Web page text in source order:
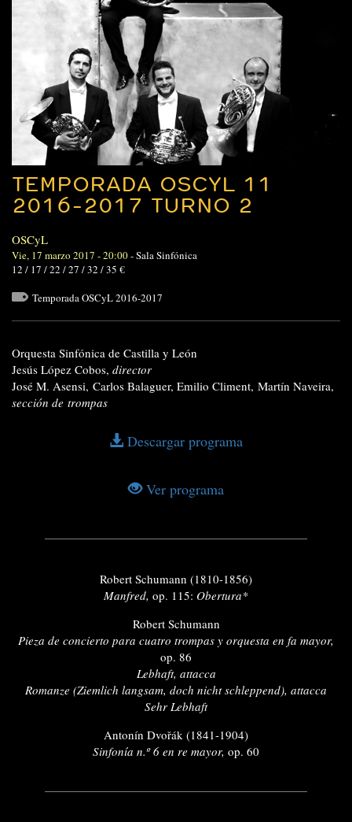
TEMPORADA OSCYL 11
2016-2017 TURNO 2
OSCyL
Vie, 17 marzo 2017 - 20:00-Sala Sinfónica
12 / 17 / 22 / 27 / 32 / 35 €
Temporada OSCyL 2016-2017
Orquesta Sinfónica de Castilla y León
Jesús López Cobos, director
José M. Asensi, Carlos Balaguer, Emilio Climent, Martín Naveira,
sección de trompas
Descargar programa
Ver programa
Robert Schumann (1810-1856)
Manfred, op. 115: Obertura*
Robert Schumann
Pieza de concierto para cuatro trompas y orquesta en fa mayor,
op. 86
Lebhaft, attacca
Romanze (Ziemlich langsam, doch nicht schleppend), attacca
Sehr Lebhaft
Antonín Dvořák (1841-1904)
Sinfonía n.º 6 en re mayor, op. 60